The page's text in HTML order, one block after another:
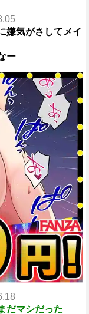
嫌気がさしてメイ
ー
だマシだった